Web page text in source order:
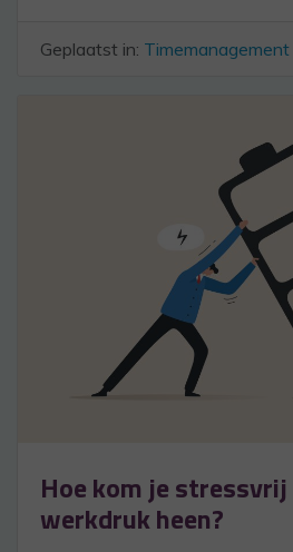
Geplaatst in: Timemanagement
Hoe kom je
werkdruk heen?